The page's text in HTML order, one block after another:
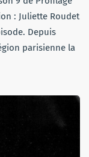
: Juliette Roudet
Depuis
parisienne la